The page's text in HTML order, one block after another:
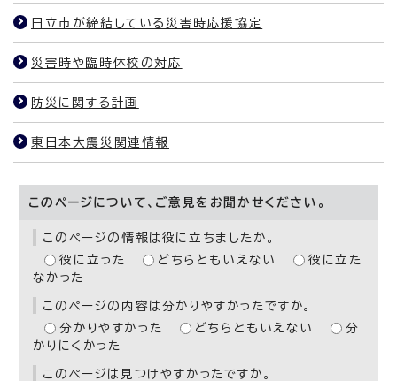
日立市が締結している災害時応援協定
災害時や臨時休校の対応
防災に関する計画
東日本大震災関連情報
このページについて、ご意見をお聞かせください。
このページの情報は役に立ちましたか。
役に立った
どちらともいえない
役に立た
なかった
このページの内容は分かりやすかったですか。
分かりやすかった
どちらともいえない
分
かりにくかった
このページは見つけやすかったですか。